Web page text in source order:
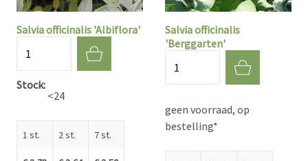
Salvia officinalis 'Albiflora'
Stock
<24
1 st. 2 st. 7 st.
Salvia officinalis
'Berggarten'
geen voorraad, op
bestelling*